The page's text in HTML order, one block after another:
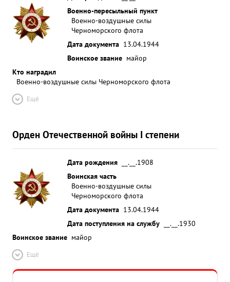
Военно-пересыльный пункт
Военно-воздушные силы
Черноморского флота
Дата документа 13.04.1944
Воинское звание майор
Кто наградил
Военно-воздушные силы Черноморского флота
Ещё
Орден Отечественной войны I степени
Дата рождения
__.__.1908
Воинская часть
Военно-воздушные силы
Черноморского флота
Дата документа 13.04.1944
Дата поступления на службу
__.__.1930
Воинское звание майор
Ещё